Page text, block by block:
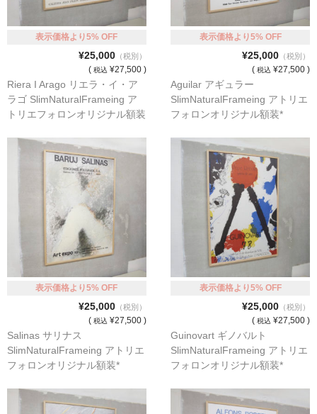
For overseas customers
サイトマップ
オーダーメイド額装
額装のご相談・注文方法
額装参考作品
ショップ
表示価格より5% OFF
¥25,000（税別）
( 税込 ¥27,500 )
Riera I Arago リエラ・イ・ア
ラゴ SlimNaturalFrameing ア
トリエフォロンオリジナル額装
表示価格より5% OFF
¥25,000（税別）
( 税込 ¥27,500 )
Aguilar アギュラー
SlimNaturalFrameing アトリエ
フォロンオリジナル額装*
表示価格より5% OFF
¥25,000（税別）
( 税込 ¥27,500 )
Salinas サリナス
SlimNaturalFrameing アトリエ
フォロンオリジナル額装*
表示価格より5% OFF
¥25,000（税別）
( 税込 ¥27,500 )
Guinovart ギノバルト
SlimNaturalFrameing アトリエ
フォロンオリジナル額装*